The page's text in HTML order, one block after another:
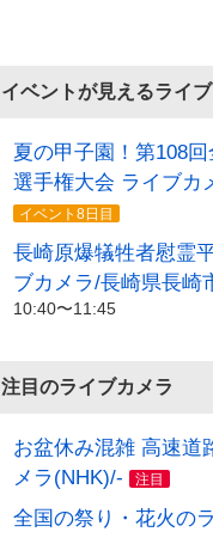
イベントが見えるライ
夏の甲子園！第108
選手権大会 ライブカ
イベント8日目
長崎原爆犠牲者慰霊
ブカメラ/長崎県長崎
10:40〜11:45
注目のライブカメラ
お盆休み混雑 高速道
メラ(NHK)/-
注目
全国の祭り・花火の